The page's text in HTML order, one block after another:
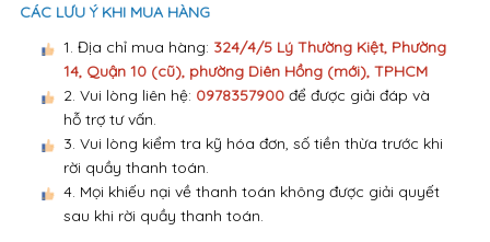
CÁC LƯU Ý KHI MUA HÀNG
1. Địa chỉ mua hàng: 324/4/5 Lý Thường Kiệt, Phường
14, Quận 10 (cũ), phường Diên Hồng (mới), TPHCM
2. Vui lòng liên hệ: 0978357900để được giải đáp và
hỗ trợ tư vấn.
3. Vui lòng kiểm tra kỹ hóa đơn, số tiền thừa trước khi
rời quầy thanh toán.
4. Mọi khiếu nại về thanh toán không được giải quyết
sau khi rời quầy thanh toán.